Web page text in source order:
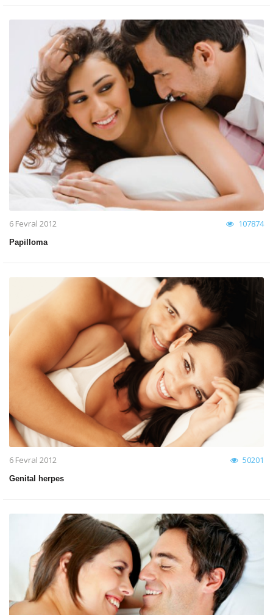
6 Fevral 2012 107874
Papilloma
6 Fevral 2012 50201
Genital herpes